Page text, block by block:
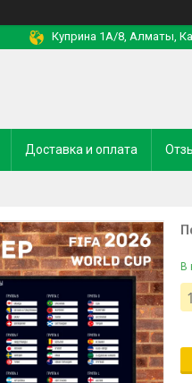
Куприна 1A/8, Алматы,
Доставка и оплата
В